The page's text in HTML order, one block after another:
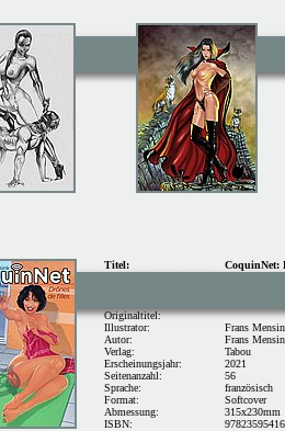
Titel: CoquinNet:
Originaltitel:
Illustrator:
Autor:
Verlag:
Erscheinungsjahr:
Seitenanzahl:
Sprache:
Format:
Abmessung:
ISBN:
Frans
Frans
Tabou
2021
56
französisch
Softcover
315x230mm